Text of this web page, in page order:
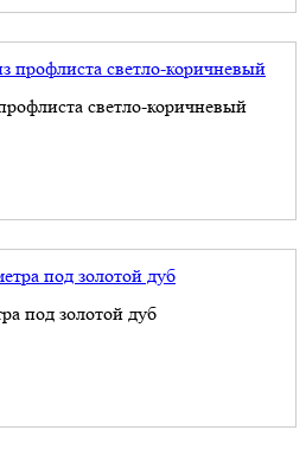
светло-коричневый
под золотой дуб